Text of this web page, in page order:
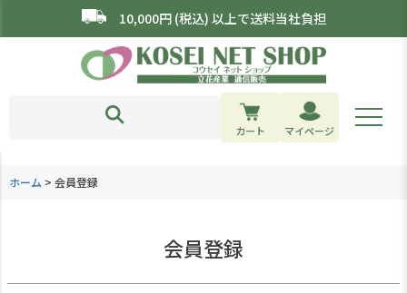
10,000円 (税込) 以上で送料当社負担
カート マイページ
ホーム 会員登録
会員登録